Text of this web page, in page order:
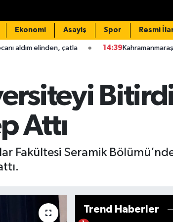
Ekonomi Asayiş Spor Resmi
çatla 14:39Kahramanmaraş Fuarında Fiyat
Attı
Fakültesi Seramik
Trend Haberler